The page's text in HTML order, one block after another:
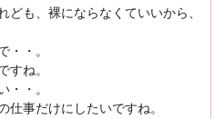
も、裸にならなくていいから、
・・。
すね。
・・。
仕事だけにしたいですね。